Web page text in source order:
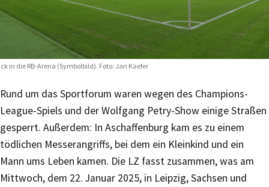
in die RB-Arena (Symbolbild). Foto: Jan Kaefer
Rund um das Sportforum waren wegen des Champions-
League-Spiels und der Wolfgang Petry-Show einige Straßen
gesperrt. Außerdem: In Aschaffenburg kam es zu einem
tödlichen Messerangriffs, bei dem ein Kleinkind und ein
Mann ums Leben kamen. Die LZ fasst zusammen, was am
Mittwoch, dem 22. Januar 2025, in Leipzig, Sachsen und